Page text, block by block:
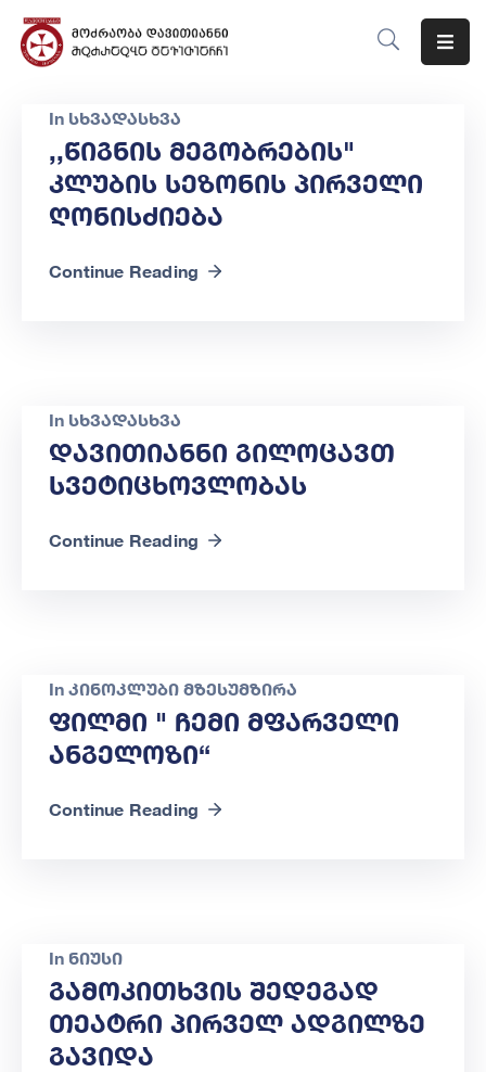
Ჩვენს
Შესახებ
Მიმართულებები
Ღონისძიებები
In სხვადასხვა
,,წიგნის Მეგობრების"
Კლუბის Სეზონის Პირველი
Ღონისძიება
Continue Reading
In სხვადასხვა
Დავითიანნი Გილოცავთ
Სვეტიცხოვლობას
Continue Reading
In კინოკლუბი მზესუმზირა
Ფილმი " Ჩემი Მფარველი
Ანგელოზი“
Continue Reading
In ნიუსი
Გამოკითხვის Შედეგად
Თეატრი Პირველ Ადგილზე
Გავიდა